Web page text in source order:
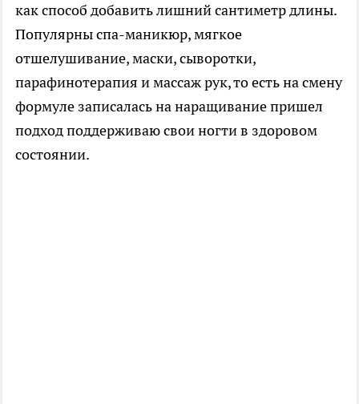
как способ добавить лишний сантиметр длины.
Популярны спа-маникюр, мягкое
отшелушивание, маски, сыворотки,
парафинотерапия и массаж рук, то есть на смену
формуле записалась на наращивание пришел
подход поддерживаю свои ногти в здоровом
состоянии.